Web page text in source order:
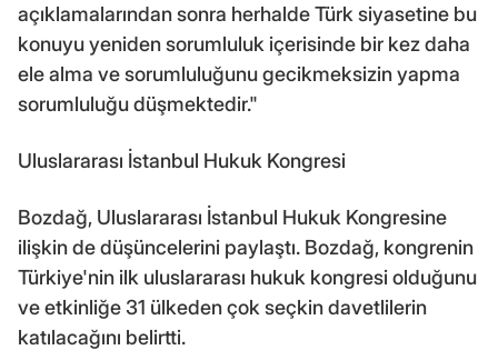
açıklamalarından sonra herhalde Türk siyasetine bu
konuyu yeniden sorumluluk içerisinde bir kez daha
ele alma ve sorumluluğunu gecikmeksizin yapma
sorumluluğu düşmektedir."
Uluslararası İstanbul Hukuk Kongresi
Bozdağ, Uluslararası İstanbul Hukuk Kongresine
ilişkin de düşüncelerini paylaştı. Bozdağ, kongrenin
Türkiye'nin ilk uluslararası hukuk kongresi olduğunu
ve etkinliğe 31 ülkeden çok seçkin davetlilerin
katılacağını belirtti.